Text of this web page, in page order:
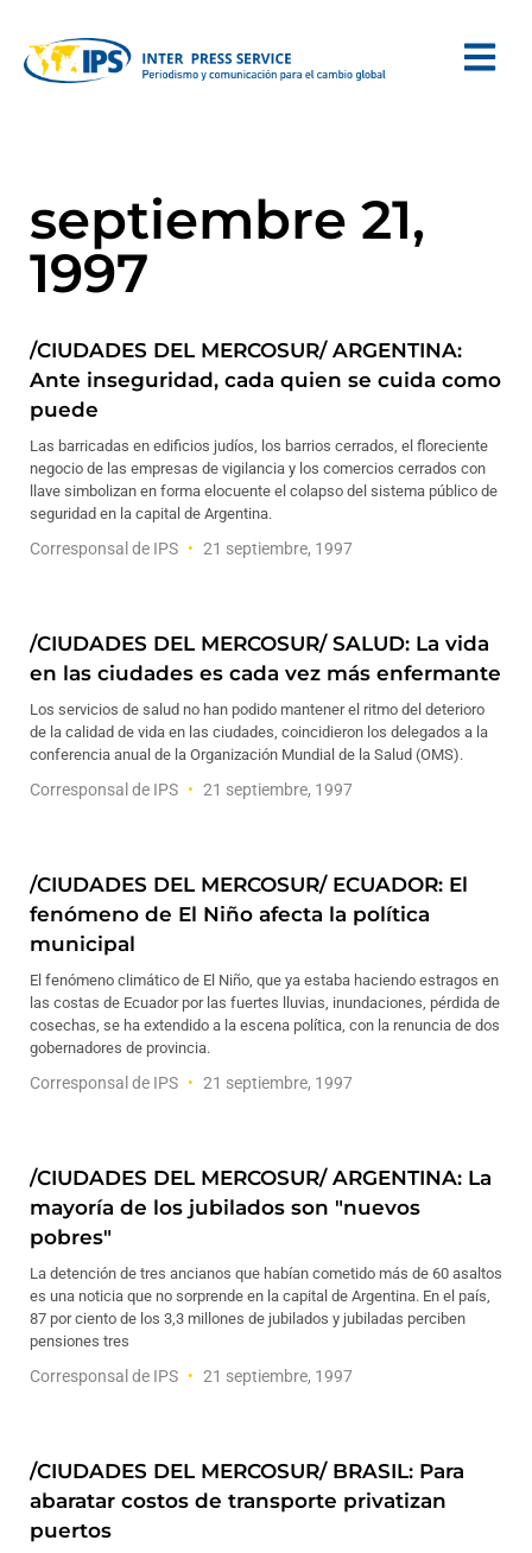
septiembre 21,
1997
/CIUDADES DEL MERCOSUR/ ARGENTINA:
Ante inseguridad, cada quien se cuida como
puede
Las barricadas en edificios judíos, los barrios cerrados, el floreciente
negocio de las empresas de vigilancia y los comercios cerrados con
llave simbolizan en forma elocuente el colapso del sistema público de
seguridad en la capital de Argentina.
Corresponsal de IPS 21 septiembre, 1997
/CIUDADES DEL MERCOSUR/ SALUD: La vida
en las ciudades es cada vez más enfermante
Los servicios de salud no han podido mantener el ritmo del deterioro
de la calidad de vida en las ciudades, coincidieron los delegados a la
conferencia anual de la Organización Mundial de la Salud (OMS).
Corresponsal de IPS 21 septiembre, 1997
/CIUDADES DEL MERCOSUR/ ECUADOR: El
fenómeno de El Niño afecta la política
municipal
El fenómeno climático de El Niño, que ya estaba haciendo estragos en
las costas de Ecuador por las fuertes lluvias, inundaciones, pérdida de
cosechas, se ha extendido a la escena política, con la renuncia de dos
gobernadores de provincia.
Corresponsal de IPS 21 septiembre, 1997
/CIUDADES DEL MERCOSUR/ ARGENTINA: La
mayoría de los jubilados son "nuevos
pobres"
La detención de tres ancianos que habían cometido más de 60 asaltos
es una noticia que no sorprende en la capital de Argentina. En el país,
87 por ciento de los 3,3 millones de jubilados y jubiladas perciben
pensiones tres
Corresponsal de IPS 21 septiembre, 1997
/CIUDADES DEL MERCOSUR/ BRASIL: Para
abaratar costos de transporte privatizan
puertos